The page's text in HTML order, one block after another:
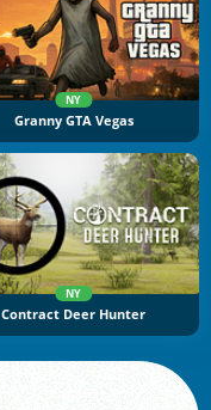
NY
Granny GTA Vegas
NY
Contract Deer Hunter